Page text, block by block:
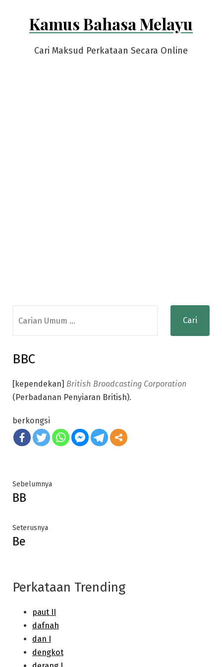
Kamus Bahasa Melayu
Cari Maksud Perkataan Secara Online
for:
BBC
[kependekan] British Broadcasting Corporation
(Perbadanan Penyiaran British).
berkongsi
Post
navigation
SebelumnyaPrevious
BB
SeterusnyaNext
Be
Perkataan Trending